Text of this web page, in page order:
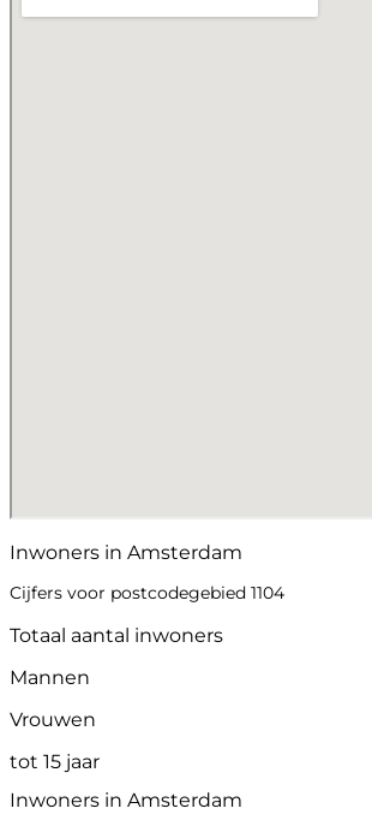
Inwoners in Amsterdam
Cijfers voor postcodegebied 1104
Totaal aantal inwoners
Mannen
Vrouwen
tot 15 jaar
Inwoners in Amsterdam